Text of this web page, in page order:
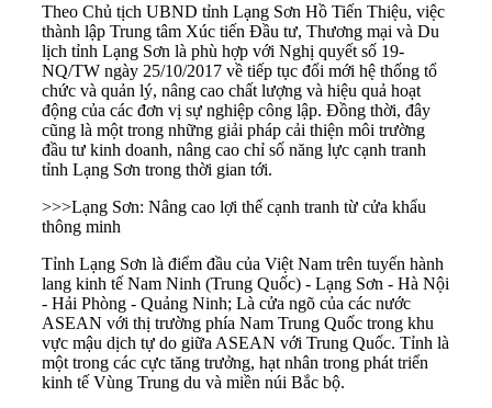
Theo Chủ tịch UBND tỉnh Lạng Sơn Hồ Tiến Thiệu, việc
thành lập Trung tâm Xúc tiến Đầu tư, Thương mại và Du
lịch tỉnh Lạng Sơn là phù hợp với Nghị quyết số 19-
NQ/TW ngày 25/10/2017 về tiếp tục đổi mới hệ thống tổ
chức và quản lý, nâng cao chất lượng và hiệu quả hoạt
động của các đơn vị sự nghiệp công lập. Đồng thời, đây
cũng là một trong những giải pháp cải thiện môi trường
đầu tư kinh doanh, nâng cao chỉ số năng lực cạnh tranh
tỉnh Lạng Sơn trong thời gian tới.
>>>Lạng Sơn: Nâng cao lợi thế cạnh tranh từ cửa khẩu
thông minh
Tỉnh Lạng Sơn là điểm đầu của Việt Nam trên tuyến hành
lang kinh tế Nam Ninh (Trung Quốc) - Lạng Sơn - Hà Nội
- Hải Phòng - Quảng Ninh; Là cửa ngõ của các nước
ASEAN với thị trường phía Nam Trung Quốc trong khu
vực mậu dịch tự do giữa ASEAN với Trung Quốc. Tỉnh là
một trong các cực tăng trưởng, hạt nhân trong phát triển
kinh tế Vùng Trung du và miền núi Bắc bộ.